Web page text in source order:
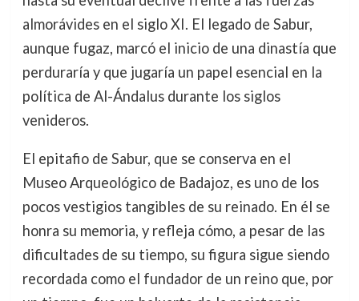
almorávides en el siglo XI. El legado de Sabur,
aunque fugaz, marcó el inicio de una dinastía que
perduraría y que jugaría un papel esencial en la
política de Al-Ándalus durante los siglos
venideros.
El epitafio de Sabur, que se conserva en el
Museo Arqueológico de Badajoz, es uno de los
pocos vestigios tangibles de su reinado. En él se
honra su memoria, y refleja cómo, a pesar de las
dificultades de su tiempo, su figura sigue siendo
recordada como el fundador de un reino que, por